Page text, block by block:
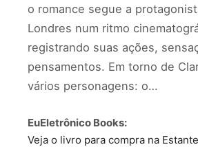
o romance segue a
Londres num ritmo
registrando suas ações,
pensamentos. Em torno de
vários personagens: o…
EuEletrônico Books:
Veja o livro para compra na